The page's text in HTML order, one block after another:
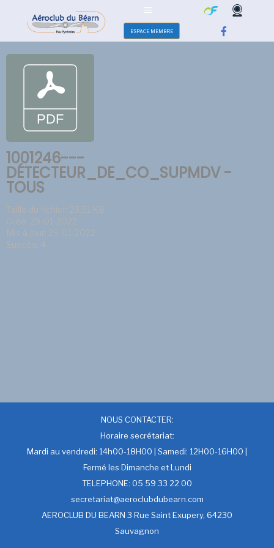
ESPACE MEMBRE
1001246---
DÉTECTEUR_DE_CO_SUPMDV -
TOUS
Taille du fichier: 23.51 KB
Créé: 29-01-2022
Mis à jour: 29-01-2022
Succès: 4
NOUS CONTACTER:
Horaire secrétariat:
Mardi au vendredi: 14h00-18H00 | Samedi: 12H00-16H00 |
Fermé les Dimanche et Lundi
TELEPHONE: 05 59 33 22 00
secretariat@aeroclubdubearn.com
AEROCLUB DU BEARN 3 Rue Saint Exupery, 64230
Sauvagnon